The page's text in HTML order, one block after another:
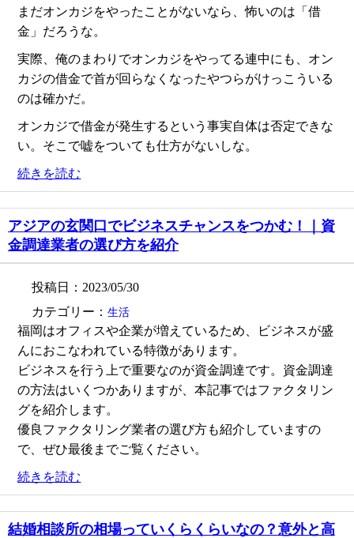
まだオンカジをやったことがないなら、怖いのは「借
金」だろうな。
実際、俺のまわりでオンカジをやってる連中にも、オン
カジの借金で首が回らなくなったやつらがけっこういる
のは確かだ。
オンカジで借金が発生するという事実自体は否定できな
い。そこで嘘をついても仕方がないしな。
続きを読む
アジアの玄関口でビジネスチャンスをつかむ！｜資
金調達業者の選び方を紹介
投稿日：2023/05/30
カテゴリー： 生活
福岡はオフィスや企業が増えているため、ビジネスが盛
んにおこなわれている特徴があります。
ビジネスを行う上で重要なのが資金調達です。資金調達
の方法はいくつかありますが、本記事ではファクタリン
グを紹介します。
優良ファクタリング業者の選び方も紹介していますの
で、ぜひ最後までご覧ください。
続きを読む
結婚相談所の相場っていくらくらいなの？意外と高